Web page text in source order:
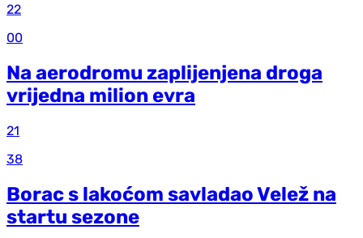
22
00
Na aerodromu zaplijenjena droga
vrijedna milion evra
21
38
Borac s lakoćom savladao Velež na
startu sezone